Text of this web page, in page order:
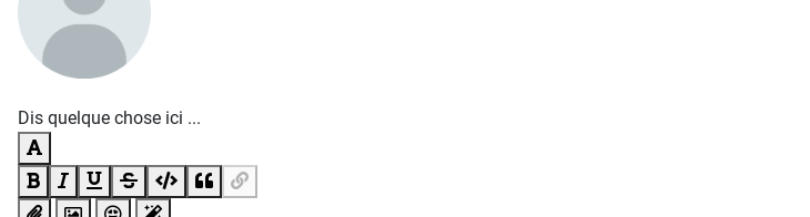
Dis quelque chose ici ...